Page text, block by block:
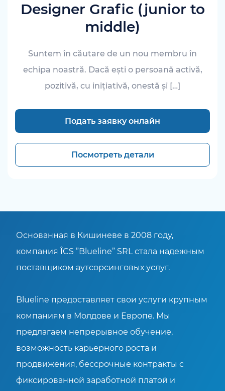
Designer Grafic (junior to
middle)
Suntem în căutare de un nou membru în
echipa noastră. Dacă ești o persoană activă,
pozitivă, cu inițiativă, onestă și […]
Подать заявку онлайн
Посмотреть детали
Основанная в Кишиневе в 2008 году,
компания ÎCS ”Blueline” SRL стала надежным
поставщиком аутсорсинговых услуг.
Blueline предоставляет свои услуги крупным
компаниям в Молдове и Европе. Мы
предлагаем непрерывное обучение,
возможность карьерного роста и
продвижения, бессрочные контракты с
фиксированной заработной платой и